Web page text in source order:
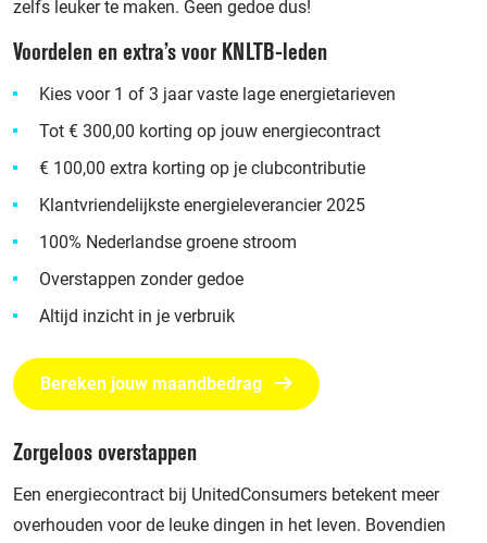
zelfs leuker te maken. Geen gedoe dus!
Voordelen en extra’s voor KNLTB-leden
Kies voor 1 of 3 jaar vaste lage energietarieven
Tot € 300,00 korting op jouw energiecontract
€ 100,00 extra korting op je clubcontributie
Klantvriendelijkste energieleverancier 2025
100% Nederlandse groene stroom
Overstappen zonder gedoe
Altijd inzicht in je verbruik
Bereken jouw maandbedrag
Zorgeloos overstappen
Een energiecontract bij UnitedConsumers betekent meer
overhouden voor de leuke dingen in het leven. Bovendien